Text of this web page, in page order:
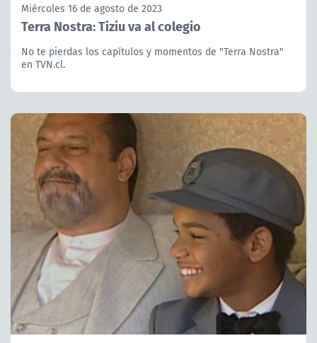
Miércoles 16 de agosto de 2023
Terra Nostra: Tiziu va al colegio
No te pierdas los capítulos y momentos de "Terra Nostra"
en TVN.cl.